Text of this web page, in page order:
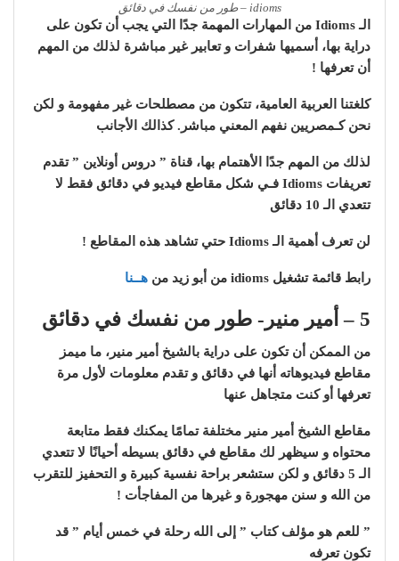
idioms – طور من نفسك في دقائق
الـ Idioms من المهارات المهمة جدًا التي يجب أن تكون على
دراية بها، أسميها شفرات و تعابير غير مباشرة لذلك من المهم
أن تعرفها !
كلغتنا العربية العامية، تتكون من مصطلحات غير مفهومة و لكن
نحن كـمصريين نفهم المعني مباشر. كذالك الأجانب
لذلك من المهم جدًا الأهتمام بها، قناة ” دروس أونلاين ” تقدم
تعريفات Idioms فـي شكل مقاطع فيديو في دقائق فقط لا
تتعدي الـ 10 دقائق
لن تعرف أهمية الـ Idioms حتي تشاهد هذه المقاطع !
رابط قائمة تشغيل idioms من أبو زيد من هــنا
5 – أمير منير- طور من نفسك في دقائق
من الممكن أن تكون على دراية بالشيخ أمير منير، ما ميمز
مقاطع فيديوهاته أنها في دقائق و تقدم معلومات لأول مرة
تعرفها أو كنت متجاهل عنها
مقاطع الشيخ أمير منير مختلفة تمامًا يمكنك فقط متابعة
محتواه و سيظهر لك مقاطع في دقائق بسيطه أحيانًا لا تتعدي
الـ 5 دقائق و لكن ستشعر براحة نفسية كبيرة و التحفيز للتقرب
من الله و سنن مهجورة و غيرها من المفاجأت !
” للعم هو مؤلف كتاب ” إلى الله رحلة في خمس أيام ” قد
تكون تعرفه